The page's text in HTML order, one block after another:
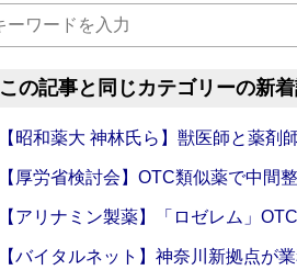
この記事と同じカテゴリーの新
【昭和薬大 神林氏ら】獣医師と薬剤
【厚労省検討会】OTC類似薬で中間
【アリナミン製薬】「ロゼレム」
【バイタルネット】神奈川新拠点が